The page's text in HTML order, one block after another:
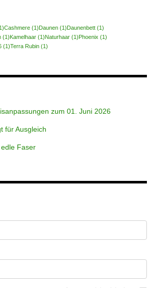
Cashmere (1)Daunen (1)Daunenbett (1)
(1)Kamelhaar (1)Naturhaar (1)Phoenix (1)
(1)Terra Rubin (1)
zum 01. Juni 2026
für Ausgleich
Faser